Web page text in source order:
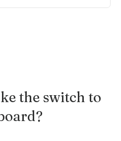
the switch to